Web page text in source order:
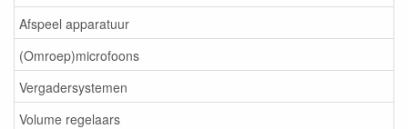
Afspeel apparatuur
(Omroep)microfoons
Vergadersystemen
Volume regelaars